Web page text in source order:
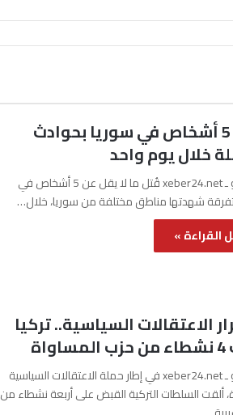
مصرع 5 أشخاص في سوريا بحوادث
خلال يوم واحد
آفرين علو ـ xeber24.net قُتل ما لا يقل عن 5 أشخاص في
شهدتها مناطق مختلفة من سوريا، خلال…
القراءة »
الاعتقالات السياسية.. تركيا
آفرين علو ـ xeber24.net في إطار حملة الاعتقالات السياسية
ألقت السلطات التركية القبض على أربعة نشطاء من